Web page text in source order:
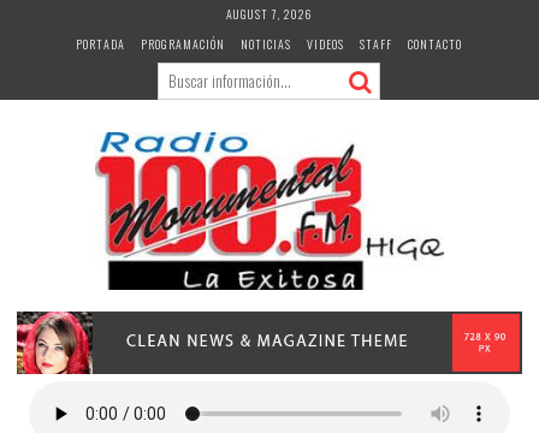
AUGUST 7, 2026
PORTADA
PROGRAMACIÓN NOTICIAS VIDEOS STAFF CONTACTO